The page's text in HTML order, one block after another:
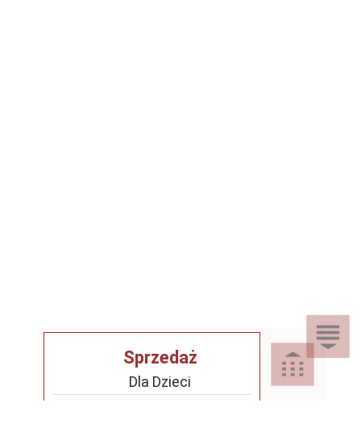
Sprzedaż
Dla Dzieci